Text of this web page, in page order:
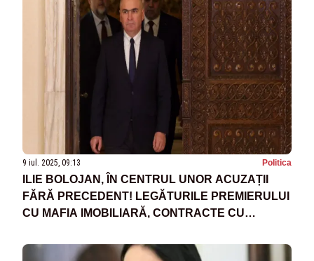
9 iul. 2025, 09:13 Politica
ILIE BOLOJAN, ÎN CENTRUL UNOR ACUZAȚII
FĂRĂ PRECEDENT! LEGĂTURILE PREMIERULUI
CU MAFIA IMOBILIARĂ, CONTRACTE CU